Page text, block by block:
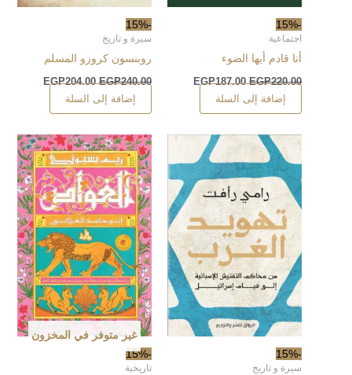
-15%
اجتماعية
أنا قادم أيها الضوء
EGP220.00
EGP187.00
إضافة إلى السلة
-15%
سيرة و تاريخ
روبنسون كروزو المسلم
EGP240.00
EGP204.00
إضافة إلى السلة
-15%
سيرة و تاريخ
-15%
غير متوفر في المخزون
تاريخية